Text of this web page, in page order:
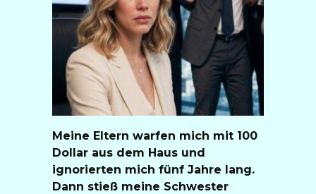
Meine Eltern warfen mich mit 100
Dollar aus dem Haus und
ignorierten mich fünf Jahre lang.
Dann stieß meine Schwester